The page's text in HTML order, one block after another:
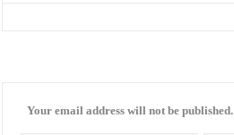
Your email address will not be published.